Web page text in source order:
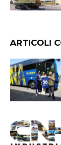
ARTICOLI